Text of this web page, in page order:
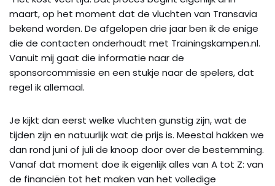
maart, op het moment dat de vluchten van Transavia
bekend worden. De afgelopen drie jaar ben ik de enige
die de contacten onderhoudt met Trainingskampen.nl.
Vanuit mij gaat die informatie naar de
sponsorcommissie en een stukje naar de spelers, dat
regel ik allemaal.
Je kijkt dan eerst welke vluchten gunstig zijn, wat de
tijden zijn en natuurlijk wat de prijs is. Meestal hakken we
dan rond juni of juli de knoop door over de bestemming.
Vanaf dat moment doe ik eigenlijk alles van A tot Z: van
de financiën tot het maken van het volledige